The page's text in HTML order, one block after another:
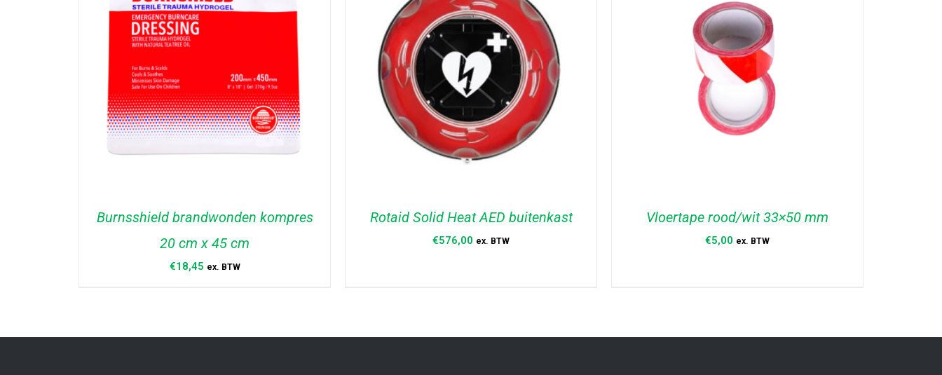
Burnsshield brandwonden kompres
20 cm x 45 cm
€18,45 ex. BTW
Rotaid Solid Heat AED buitenkast
€576,00 ex. BTW
Vloertape rood/wit 33×50 mm
€5,00 ex. BTW